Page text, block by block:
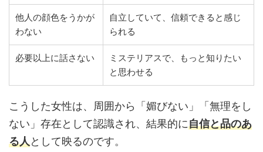
他人の顔色をうかが
わない
自立していて、信頼できると感じ
られる
必要以上に話さない
ミステリアスで、もっと知りたい
と思わせる
こうした女性は、周囲から「媚びない」「無理をし
ない」存在として認識され、結果的に自信と品のあ
る人として映るのです。